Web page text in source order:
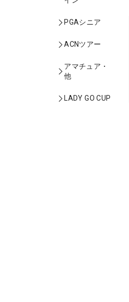
PGAシニア
ACNツアー
アマチュア・
他
LADY GO CUP